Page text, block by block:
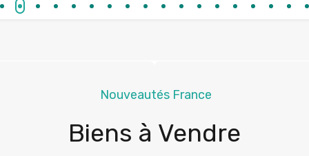
Nouveautés France
Biens à Vendre